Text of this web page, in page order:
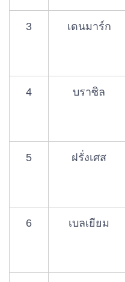
3 เดนมาร์ก
4 บราซิล
5 ฝรั่งเศส
6 เบลเยียม